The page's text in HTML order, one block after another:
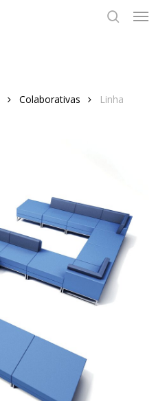
Colaborativas
Linha